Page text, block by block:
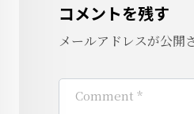
コメントを残す
メールアドレスが公開